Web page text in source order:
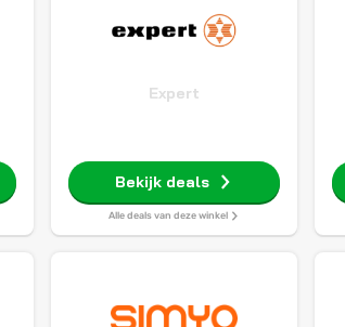
Expert
Bekijk deals
Alle deals van deze winkel